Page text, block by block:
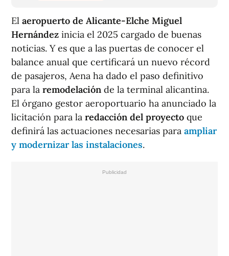
El aeropuerto de Alicante-Elche Miguel
Hernández inicia el 2025 cargado de buenas
noticias. Y es que a las puertas de conocer el
balance anual que certificará un nuevo récord
de pasajeros, Aena ha dado el paso definitivo
para la remodelación de la terminal alicantina.
El órgano gestor aeroportuario ha anunciado la
licitación para la redacción del proyecto que
definirá las actuaciones necesarias para ampliar
y modernizar las instalaciones.